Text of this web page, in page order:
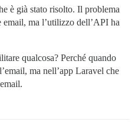
è già stato risolto. Il problema
ma l’utilizzo dell’API ha
qualcosa? Perché quando
ma nell’app Laravel che